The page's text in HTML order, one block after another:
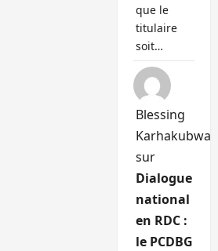
que le
titulaire
soit…
Blessing
Karhakubwa
sur
Dialogue
national
en RDC :
le PCDBG